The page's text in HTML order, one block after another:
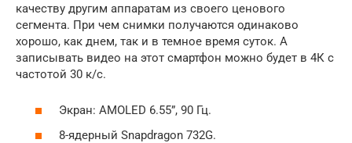
качеству другим аппаратам из своего ценового
сегмента. При чем снимки получаются одинаково
хорошо, как днем, так и в темное время суток. А
записывать видео на этот смартфон можно будет в 4К с
частотой 30 к/с.
Экран: AMOLED 6.55”, 90 Гц.
8-ядерный Snapdragon 732G.